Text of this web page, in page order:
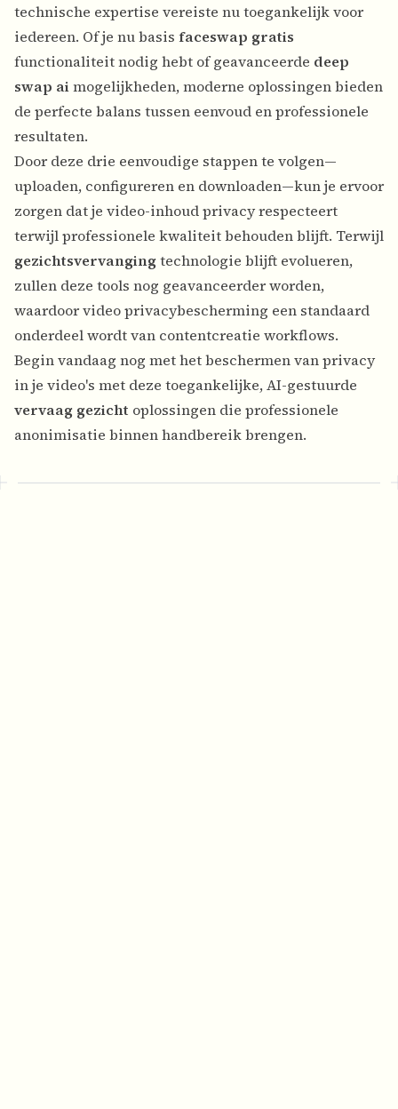
technische expertise vereiste nu toegankelijk voor
iedereen. Of je nu basis faceswap gratis
functionaliteit nodig hebt of geavanceerde deep
swap aimogelijkheden, moderne oplossingen bieden
de perfecte balans tussen eenvoud en professionele
resultaten.
Door deze drie eenvoudige stappen te volgen—
uploaden, configureren en downloaden—kun je ervoor
zorgen dat je video-inhoud privacy respecteert
terwijl professionele kwaliteit behouden blijft. Terwijl
gezichtsvervangingtechnologie blijft evolueren,
zullen deze tools nog geavanceerder worden,
waardoor video privacybescherming een standaard
onderdeel wordt van contentcreatie workflows.
Begin vandaag nog met het beschermen van privacy
in je video's met deze toegankelijke, AI-gestuurde
vervaag gezicht oplossingen die professionele
anonimisatie binnen handbereik brengen.